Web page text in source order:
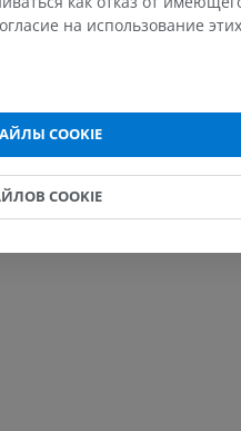
БЕСПЛАТНО
MPT
MPT
на использование
COOKIE
COOKIE